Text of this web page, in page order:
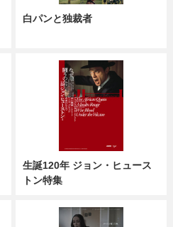
白パンと独裁者
生誕120年 ジョン・ヒュース
トン特集